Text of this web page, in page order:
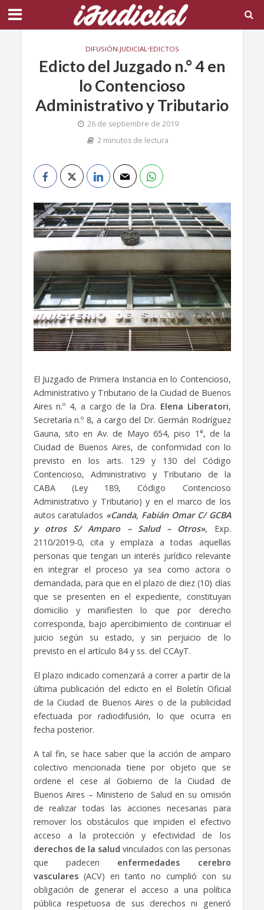
DIFUSIÓN JUDICIAL•EDICTOS
Edicto del Juzgado n.° 4 en
lo Contencioso
Administrativo y Tributario
26 de septiembre de 2019
2 minutos de lectura
El Juzgado de Primera Instancia en lo Contencioso,
Administrativo y Tributario de la Ciudad de Buenos
Aires n.º 4, a cargo de la Dra. Elena Liberatori,
Secretaría n.º 8, a cargo del Dr. Germán Rodríguez
Gauna, sito en Av. de Mayo 654, piso 1°, de la
Ciudad de Buenos Aires, de conformidad con lo
previsto en los arts. 129 y 130 del Código
Contencioso, Administrativo y Tributario de la
CABA (Ley 189, Código Contencioso
Administrativo y Tributario) y en el marco de los
autos caratulados «Canda, Fabián Omar C/ GCBA
y otros S/ Amparo – Salud – Otros», Exp.
2110/2019-0, cita y emplaza a todas aquellas
personas que tengan un interés jurídico relevante
en integrar el proceso ya sea como actora o
demandada, para que en el plazo de diez (10) días
que se presenten en el expediente, constituyan
domicilio y manifiesten lo que por derecho
corresponda, bajo apercibimiento de continuar el
juicio según su estado, y sin perjuicio de lo
previsto en el artículo 84 y ss. del CCAyT.
El plazo indicado comenzará a correr a partir de la
última publicación del edicto en el Boletín Oficial
de la Ciudad de Buenos Aires o de la publicidad
efectuada por radiodifusión, lo que ocurra en
fecha posterior.
A tal fin, se hace saber que la acción de amparo
colectivo mencionada tiene por objeto que se
ordene el cese al Gobierno de la Ciudad de
Buenos Aires – Ministerio de Salud en su omisión
de realizar todas las acciones necesarias para
remover los obstáculos que impiden el efectivo
acceso a la protección y efectividad de los
derechos de la salud vinculados con las personas
que padecen enfermedades cerebro
vasculares(ACV) en tanto no cumplió con su
obligación de generar el acceso a una política
pública respetuosa de sus derechos ni generó